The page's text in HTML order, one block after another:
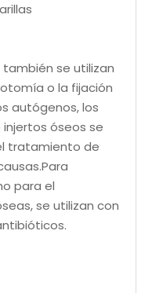
se utilizan
o la fijación
autógenos, los
óseos se
tratamiento de
para el
se utilizan con